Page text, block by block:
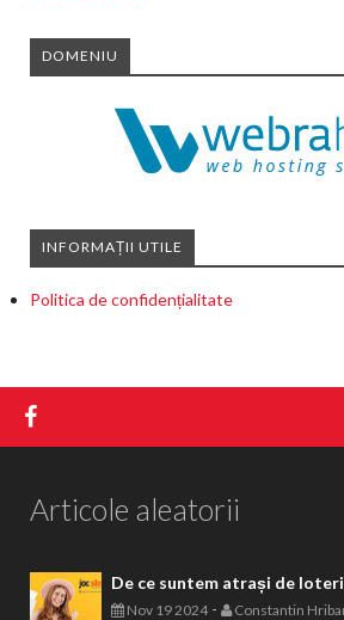
DOMENIU
INFORMAȚII UTILE
Politica de confidențialitate
Articole aleatorii
De ce suntem atrași de
Nov 19 2024- Constantin